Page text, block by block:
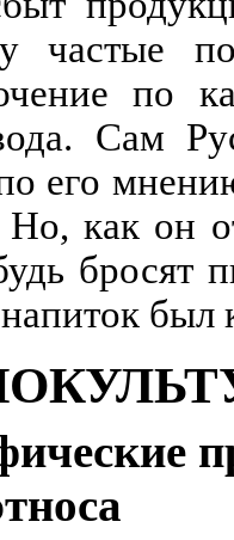
частые
по
Сам
его
как он